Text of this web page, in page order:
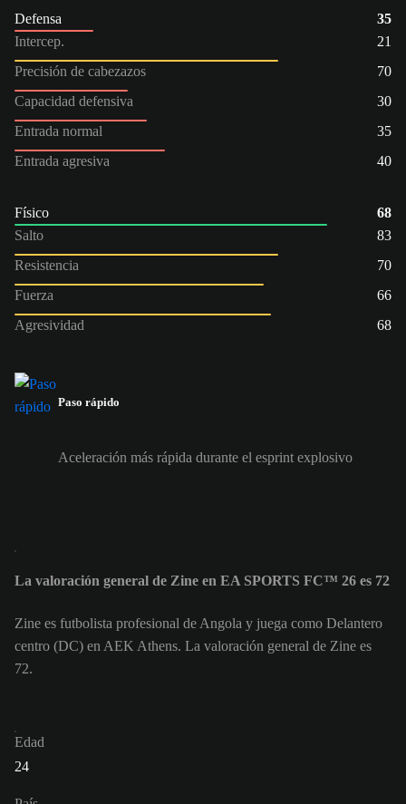
Defensa
35
Intercep.
21
Precisión de cabezazos
70
Capacidad defensiva
30
Entrada normal
35
Entrada agresiva
40
Físico
68
Salto
83
Resistencia
70
Fuerza
66
Agresividad
68
Paso rápido
Aceleración más rápida durante el esprint explosivo
La valoración general de Zine en EA SPORTS FC™ 26 es 72
Zine es futbolista profesional de Angola y juega como Delantero
centro (DC) en AEK Athens. La valoración general de Zine es
72.
Edad
24